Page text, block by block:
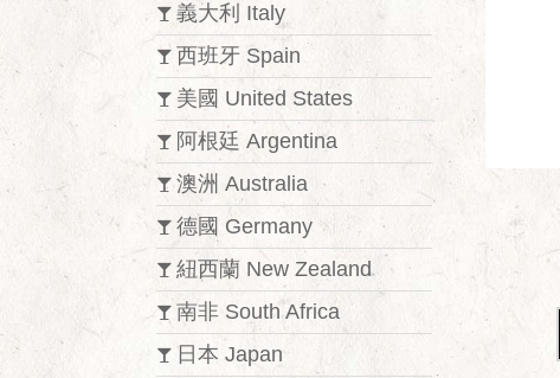
義大利 Italy
西班牙 Spain
美國 United States
阿根廷 Argentina
澳洲 Australia
德國 Germany
紐西蘭 New Zealand
南非 South Africa
日本 Japan